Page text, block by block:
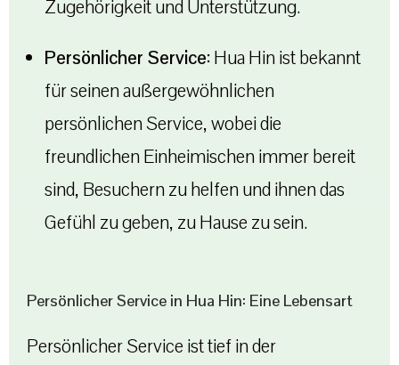
Zugehörigkeit und Unterstützung.
Persönlicher Service:Hua Hin ist bekannt
für seinen außergewöhnlichen
persönlichen Service, wobei die
freundlichen Einheimischen immer bereit
sind, Besuchern zu helfen und ihnen das
Gefühl zu geben, zu Hause zu sein.
Persönlicher Service in Hua Hin: Eine Lebensart
Persönlicher Service ist tief in der